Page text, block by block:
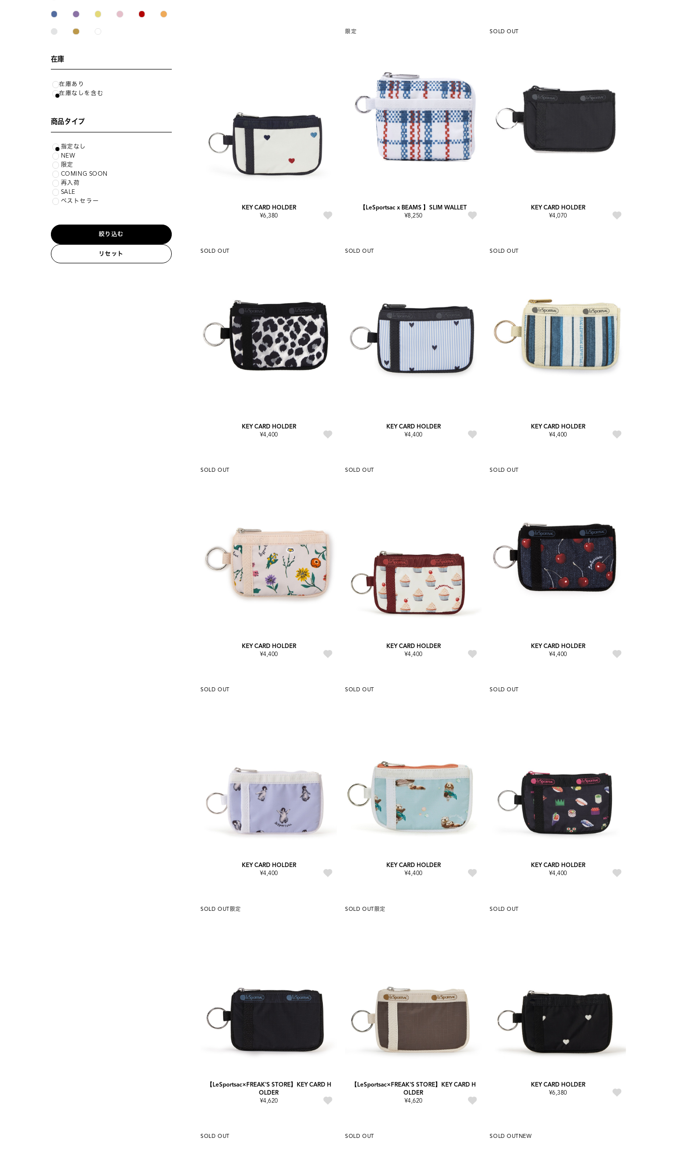
在庫
在庫あり
在庫なしを含む
商品タイプ
指定なし
NEW
限定
COMING SOON
再入荷
SALE
ベストセラー
絞り込む
リセット
KEY CARD HOLDER
¥6,380
限定
【LeSportsac x BEAMS 】SLIM WALLET
¥8,250
SOLD OUT
KEY CARD HOLDER
¥4,070
SOLD OUT
KEY CARD HOLDER
¥4,400
SOLD OUT
KEY CARD HOLDER
¥4,400
SOLD OUT
KEY CARD HOLDER
¥4,400
SOLD OUT
KEY CARD HOLDER
¥4,400
SOLD OUT
KEY CARD HOLDER
¥4,400
SOLD OUT
KEY CARD HOLDER
¥4,400
SOLD OUT
KEY CARD HOLDER
¥4,400
SOLD OUT
KEY CARD HOLDER
¥4,400
SOLD OUT
KEY CARD HOLDER
¥4,400
SOLD OUT 限定
【LeSportsac×FREAK'S STORE】KEY CARD H
OLDER
¥4,620
SOLD OUT 限定
【LeSportsac×FREAK'S STORE】KEY CARD H
OLDER
¥4,620
SOLD OUT
KEY CARD HOLDER
¥6,380
SOLD OUT SOLD OUT SOLD OUTNEW